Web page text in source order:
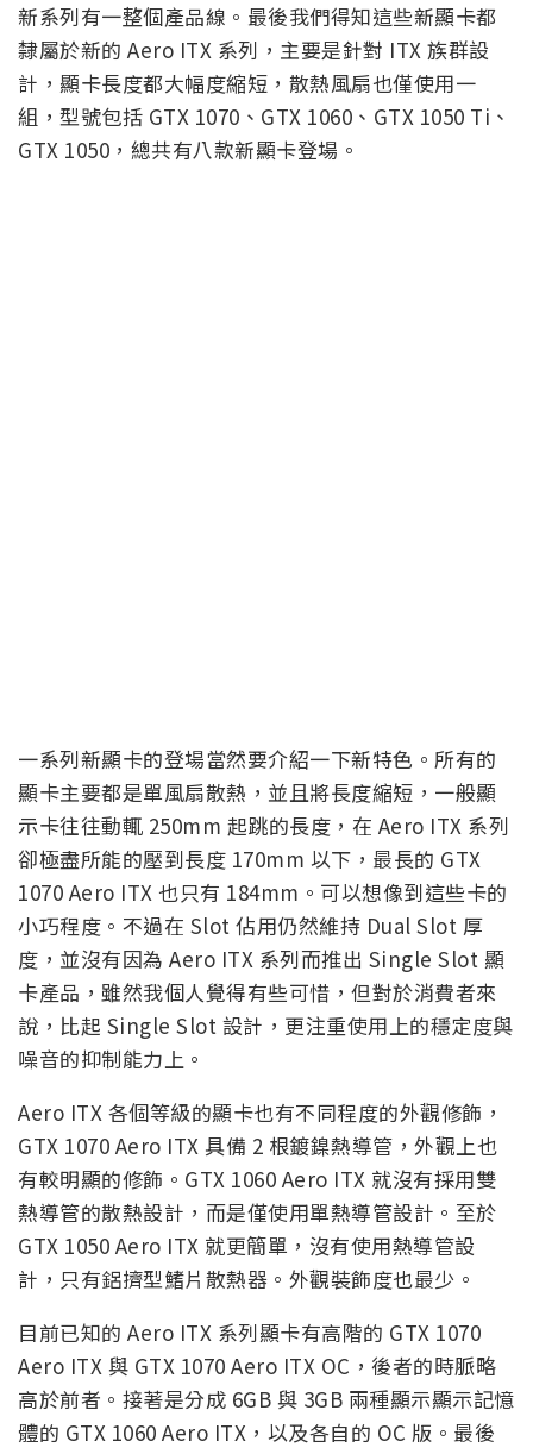
新系列有一整個產品線。最後我們得知這些新顯卡都
隸屬於新的 Aero ITX 系列，主要是針對 ITX 族群設
計，顯卡長度都大幅度縮短，散熱風扇也僅使用一
組，型號包括 GTX 1070、GTX 1060、GTX 1050 Ti、
GTX 1050，總共有八款新顯卡登場。
一系列新顯卡的登場當然要介紹一下新特色。所有的
顯卡主要都是單風扇散熱，並且將長度縮短，一般顯
示卡往往動輒 250mm 起跳的長度，在 Aero ITX 系列
卻極盡所能的壓到長度 170mm 以下，最長的 GTX
1070 Aero ITX 也只有 184mm。可以想像到這些卡的
小巧程度。不過在 Slot 佔用仍然維持 Dual Slot 厚
度，並沒有因為 Aero ITX 系列而推出 Single Slot 顯
卡產品，雖然我個人覺得有些可惜，但對於消費者來
說，比起 Single Slot 設計，更注重使用上的穩定度與
噪音的抑制能力上。
Aero ITX 各個等級的顯卡也有不同程度的外觀修飾，
GTX 1070 Aero ITX 具備 2 根鍍鎳熱導管，外觀上也
有較明顯的修飾。GTX 1060 Aero ITX 就沒有採用雙
熱導管的散熱設計，而是僅使用單熱導管設計。至於
GTX 1050 Aero ITX 就更簡單，沒有使用熱導管設
計，只有鋁擠型鰭片散熱器。外觀裝飾度也最少。
目前已知的 Aero ITX 系列顯卡有高階的 GTX 1070
Aero ITX 與 GTX 1070 Aero ITX OC，後者的時脈略
高於前者。接著是分成 6GB 與 3GB 兩種顯示顯示記憶
體的 GTX 1060 Aero ITX，以及各自的 OC 版。最後